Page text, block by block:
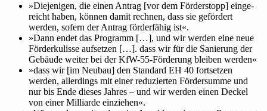
»Die­je­nigen, die einen Antrag [vor dem För­der­stopp] ein­ge­
reicht haben, können damit rechnen, dass sie geför­dert
werden, sofern der Antrag för­der­fähig ist«.
»Dann endet das Pro­gramm […], und wir werden eine neue
För­der­ku­lisse auf­setzen […]. dass wir für die Sanie­rung der
Gebäude weiter bei der KfW-55-För­de­rung bleiben werden«
»dass wir [im Neubau] den Stan­dard EH 40 fort­setzen
werden, aller­dings mit einer redu­zierten För­der­summe und
nur bis Ende dieses Jahres – und wir werden einen Deckel
von einer Mil­li­arde einziehen«.